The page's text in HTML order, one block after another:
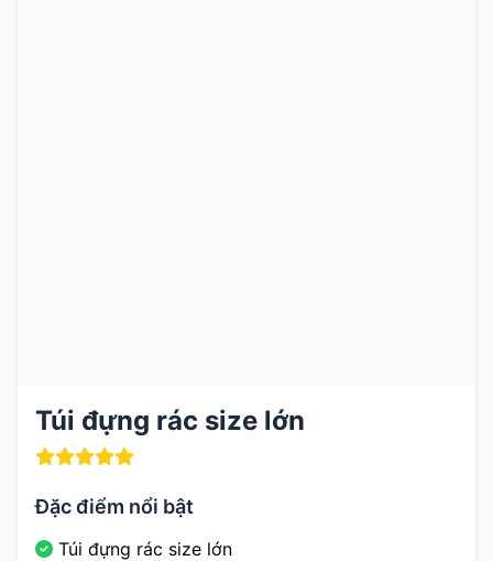
Túi đựng rác size lớn
Đặc điểm nổi bật
Túi đựng rác size lớn